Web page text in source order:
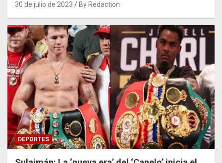
30 de julio de 2023 By Redaction
DEPORTES